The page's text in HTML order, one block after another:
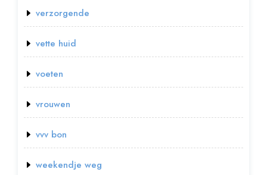
verzorgende
vette huid
voeten
vrouwen
vvv bon
weekendje weg